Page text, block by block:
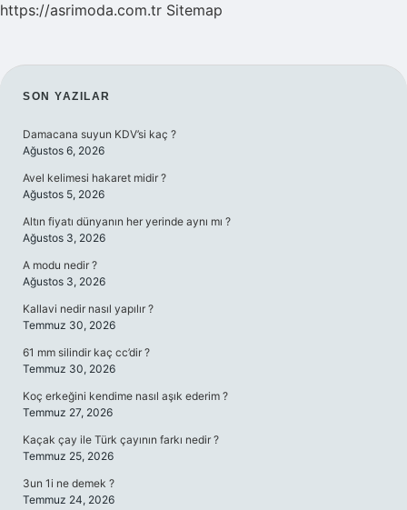
https://asrimoda.com.tr Sitemap
SIDEBAR
SON YAZILAR
Damacana suyun KDV’si kaç ?
Ağustos 6, 2026
Avel kelimesi hakaret midir ?
Ağustos 5, 2026
Altın fiyatı dünyanın her yerinde aynı mı ?
Ağustos 3, 2026
A modu nedir ?
Ağustos 3, 2026
Kallavi nedir nasıl yapılır ?
Temmuz 30, 2026
61 mm silindir kaç cc’dir ?
Temmuz 30, 2026
Koç erkeğini kendime nasıl aşık ederim ?
Temmuz 27, 2026
Kaçak çay ile Türk çayının farkı nedir ?
Temmuz 25, 2026
3un 1i ne demek ?
Temmuz 24, 2026